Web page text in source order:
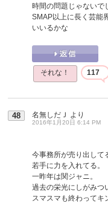
時間の問題じゃないで
SMAP以上に長く芸能
いいるかな
それな！ 117
48 名無しだＪ より
2016年1月20日 6:14 PM
今事務所が売り出して
若手に力を入れてる。
一昨年は関ジャニ。
過去の栄光にしがみつ
スマスマも終わってキ